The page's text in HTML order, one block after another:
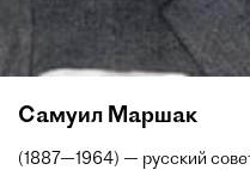
Самуил Маршак
(1887—1964) — русский